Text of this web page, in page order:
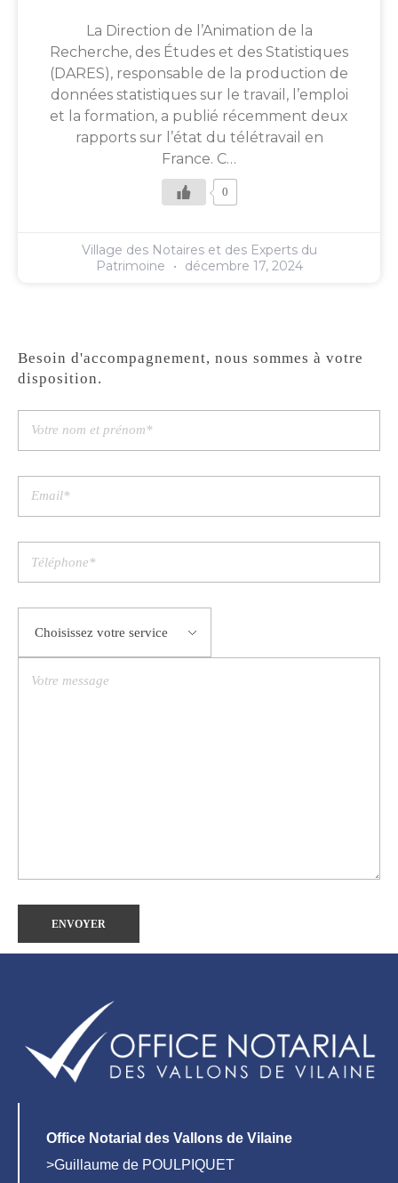
La Direction de l’Animation de la
Recherche, des Études et des Statistiques
(DARES), responsable de la production de
données statistiques sur le travail, l’emploi
et la formation, a publié récemment deux
rapports sur l’état du télétravail en
France. C…
0
Village des Notaires et des Experts du
Patrimoine
décembre 17, 2024
Besoin d'accompagnement, nous sommes à votre
disposition.
Office Notarial des Vallons de Vilaine
>Guillaume de POULPIQUET